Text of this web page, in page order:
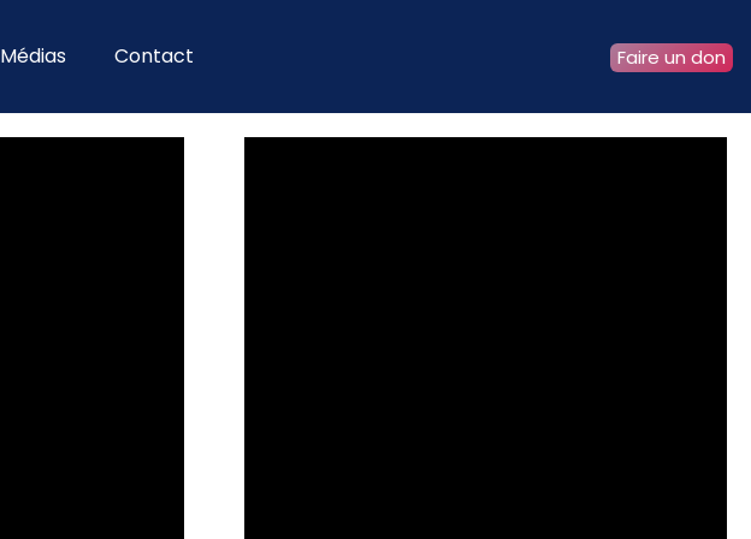
Médias Contact Faire un don